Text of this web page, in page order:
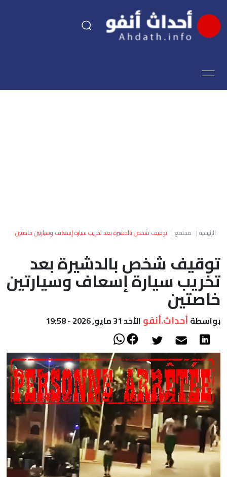
اقتصاد
العالم
أعمدة
الصحراء
الرئيسية| مجتمع | توقيف شخص بالدشيرة بعد تخريب سيارة إسعاف وسيارتين خاصتين
توقيف شخص بالدشيرة بعد
تخريب سيارة إسعاف وسيارتين
خاصتين
بواسطة أحداث.أنفو الأحد 31 مايو, 2026 - 19:58